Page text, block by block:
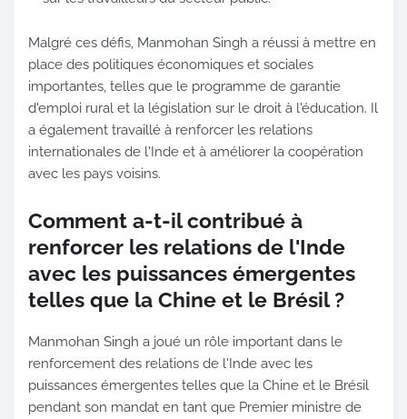
Malgré ces défis, Manmohan Singh a réussi à mettre en
place des politiques économiques et sociales
importantes, telles que le programme de garantie
d'emploi rural et la législation sur le droit à l'éducation. Il
a également travaillé à renforcer les relations
internationales de l'Inde et à améliorer la coopération
avec les pays voisins.
Comment a-t-il contribué à
renforcer les relations de l'Inde
avec les puissances émergentes
telles que la Chine et le Brésil ?
Manmohan Singh a joué un rôle important dans le
renforcement des relations de l'Inde avec les
puissances émergentes telles que la Chine et le Brésil
pendant son mandat en tant que Premier ministre de